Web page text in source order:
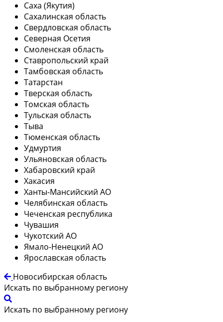
Саха (Якутия)
Сахалинская область
Свердловская область
Северная Осетия
Смоленская область
Ставропольский край
Тамбовская область
Татарстан
Тверская область
Томская область
Тульская область
Тыва
Тюменская область
Удмуртия
Ульяновская область
Хабаровский край
Хакасия
Ханты-Мансийский АО
Челябинская область
Чеченская республика
Чувашия
Чукотский АО
Ямало-Ненецкий АО
Ярославская область
Новосибирская область
Искать по выбранному региону
Искать по выбранному региону